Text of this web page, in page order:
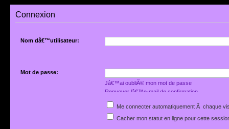
Connexion
Nom dâ€™utilisateur:
Mot de passe:
Jâ€™ai oubliÃ© mon mot de passe
Renvoyer lâ€™e-mail de confirmation
Me connecter automatiquement Ã chaque
Cacher mon statut en ligne pour cette